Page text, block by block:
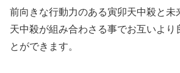
前向きな行動力のある寅卯天中殺と未
天中殺が組み合わさる事でお互いより
とができます。